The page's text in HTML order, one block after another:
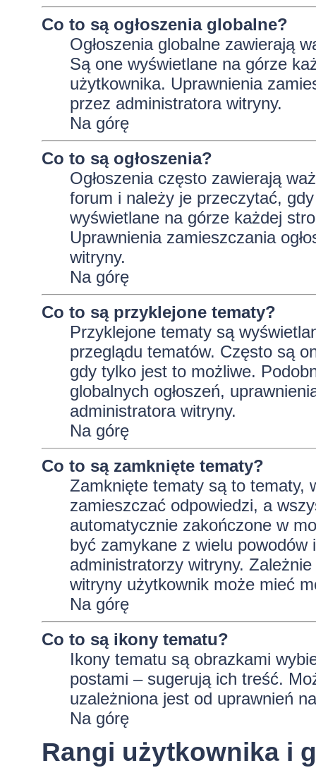
Co to są ogłoszenia globalne?
Ogłoszenia globalne zawierają
Są one wyświetlane na górze
użytkownika. Uprawnienia
przez administratora witryny.
Na górę
Co to są ogłoszenia?
Ogłoszenia często zawierają
forum i należy je przeczytać,
wyświetlane na górze każdej
Uprawnienia zamieszczania
witryny.
Na górę
Co to są przyklejone tematy?
Przyklejone tematy są
przeglądu tematów. Często są
gdy tylko jest to możliwe.
globalnych ogłoszeń,
administratora witryny.
Na górę
Co to są zamknięte tematy?
Zamknięte tematy są to tematy,
zamieszczać odpowiedzi, a
automatycznie zakończone w
być zamykane z wielu
administratorzy witryny.
witryny użytkownik może mieć
Na górę
Co to są ikony tematu?
Ikony tematu są obrazkami
postami – sugerują ich treść.
uzależniona jest od uprawnień
Na górę
Rangi użytkownika i